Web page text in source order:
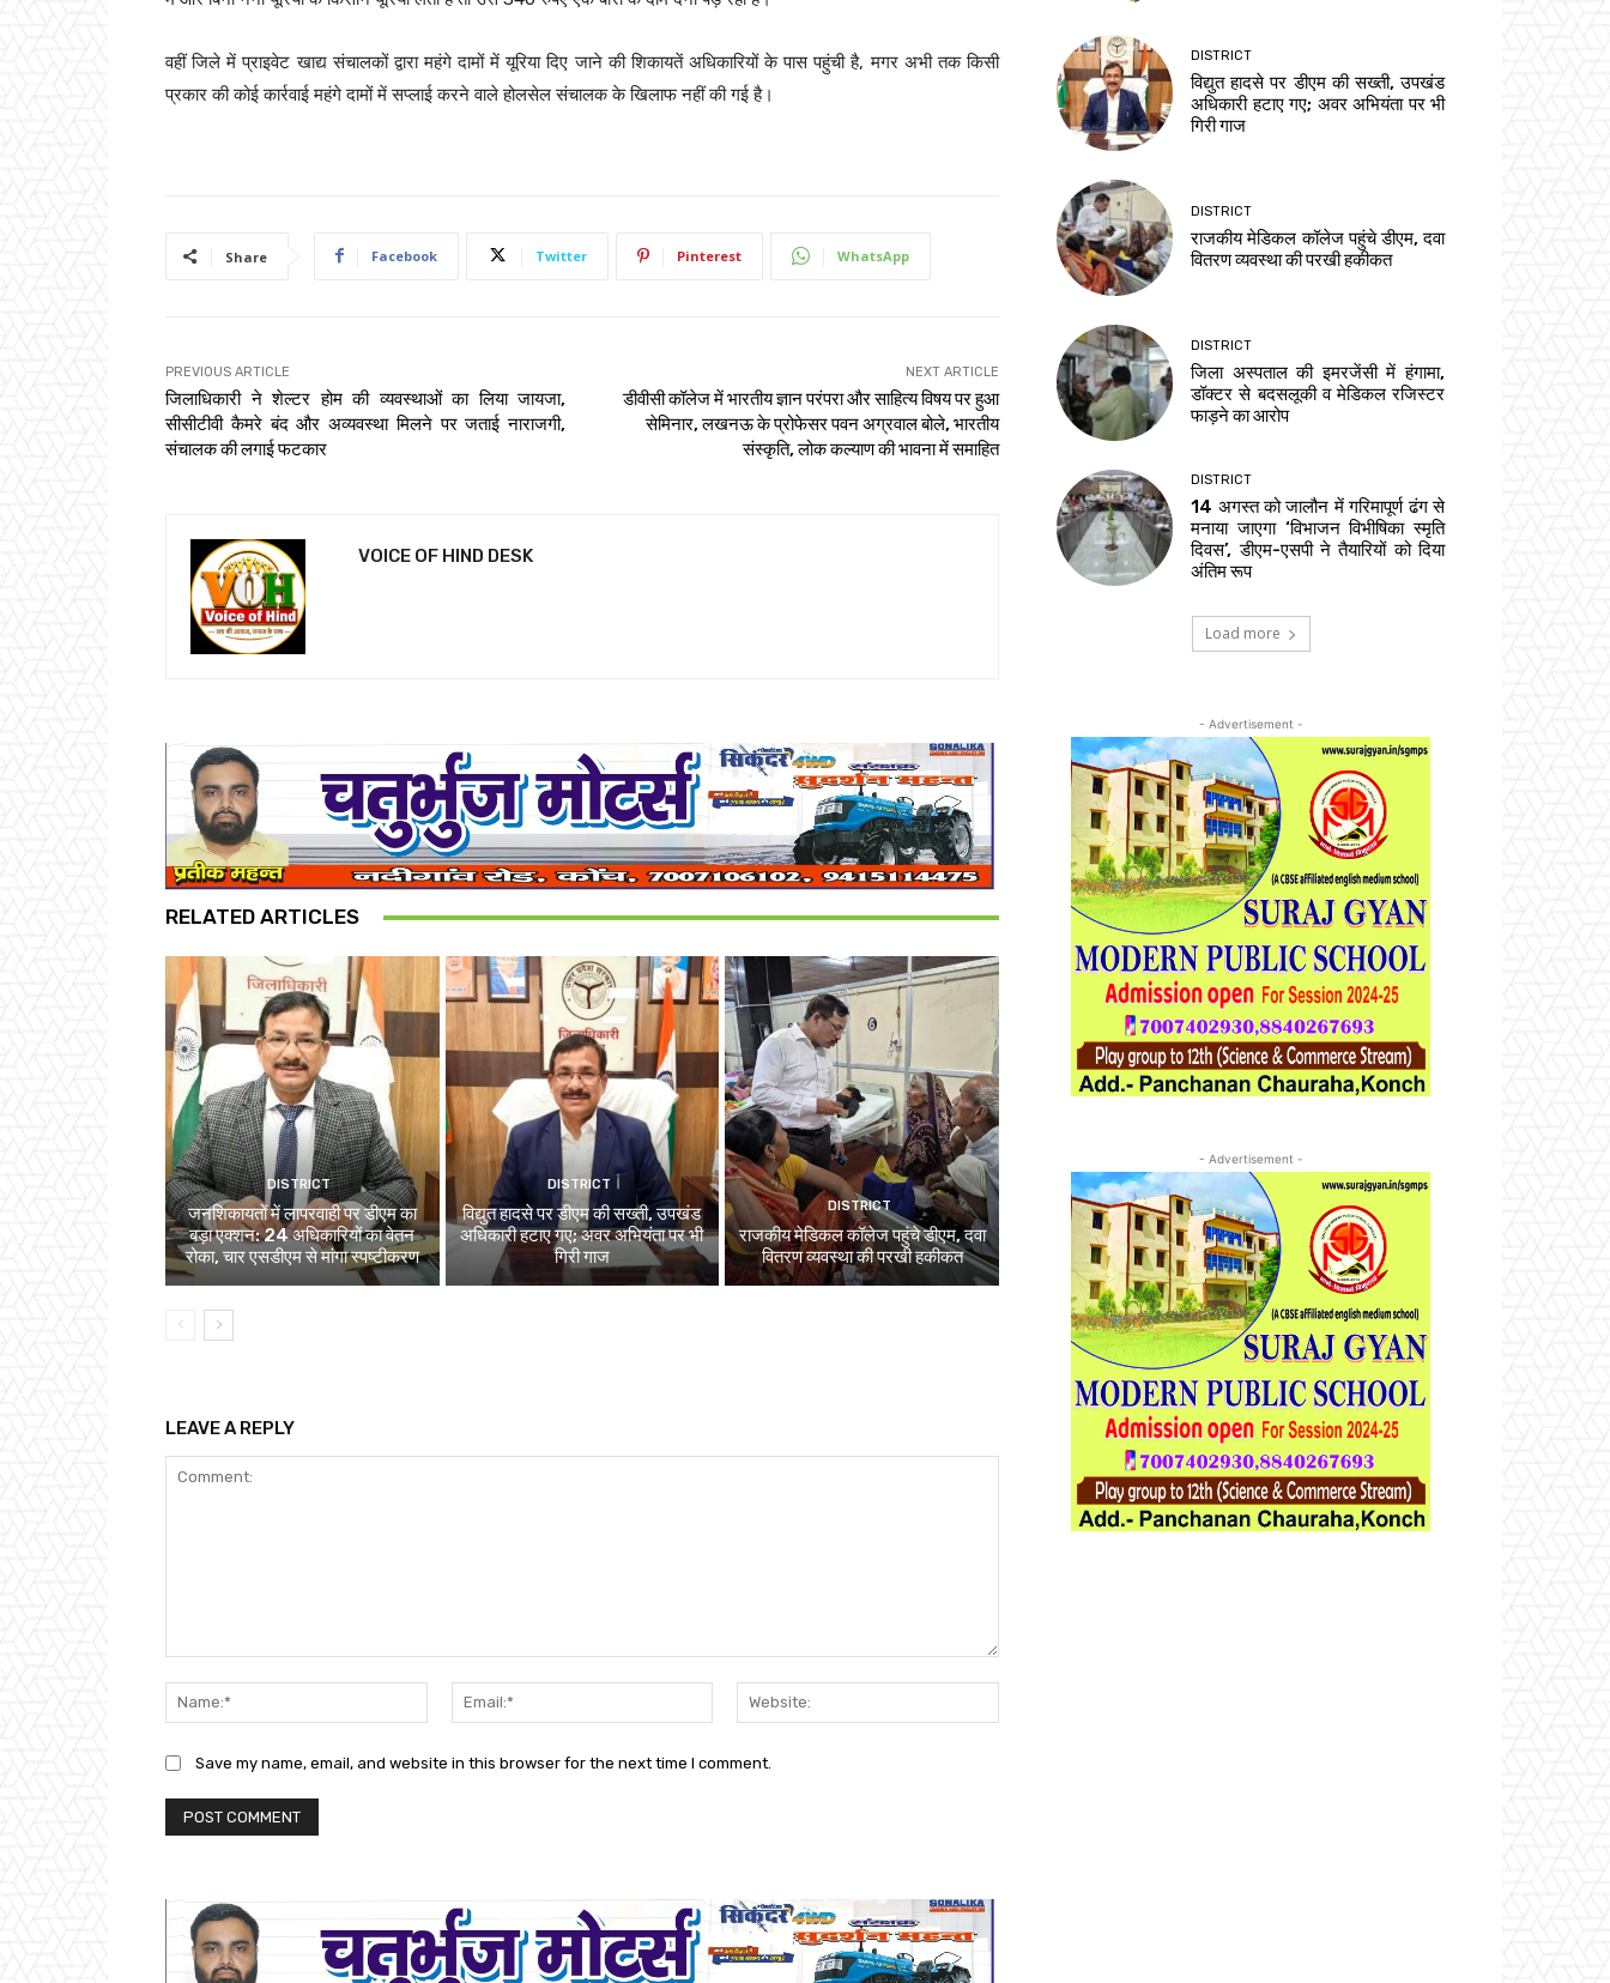
वहीं जिले में प्राइवेट खाद्य संचालकों द्वारा महंगे दामों में यूरिया दिए जाने की शिकायतें अधिकारियों के पास पहुंची है, मगर अभी तक किसी
प्रकार की कोई कार्रवाई महंगे दामों में सप्लाई करने वाले होलसेल संचालक के खिलाफ नहीं की गई है।
Share Facebook Twitter Pinterest WhatsApp
PREVIOUS ARTICLE
जिलाधिकारी ने शेल्टर होम की व्यवस्थाओं का लिया जायजा,
सीसीटीवी कैमरे बंद और अव्यवस्था मिलने पर जताई नाराजगी,
संचालक की लगाई फटकार
NEXT ARTICLE
डीवीसी कॉलेज में भारतीय ज्ञान परंपरा और साहित्य विषय पर हुआ
सेमिनार, लखनऊ के प्रोफेसर पवन अग्रवाल बोले, भारतीय
संस्कृति, लोक कल्याण की भावना में समाहित
VOICE OF HIND DESK
RELATED ARTICLES
DISTRICT
जनशिकायतों में लापरवाही पर डीएम का
बड़ा एक्शन: 24 अधिकारियों का वेतन
रोका, चार एसडीएम से मांगा स्पष्टीकरण
DISTRICT
विद्युत हादसे पर डीएम की सख्ती, उपखंड
अधिकारी हटाए गए; अवर अभियंता पर भी
गिरी गाज
DISTRICT
राजकीय मेडिकल कॉलेज पहुंचे डीएम, दवा
वितरण व्यवस्था की परखी हकीकत
LEAVE A REPLY
Name:*
Email:*
Save my name, email, and website in this browser for the next time I comment.
DISTRICT
विद्युत हादसे पर डीएम की सख्ती, उपखंड
अधिकारी हटाए गए; अवर अभियंता पर भी
गिरी गाज
DISTRICT
राजकीय मेडिकल कॉलेज पहुंचे डीएम, दवा
वितरण व्यवस्था की परखी हकीकत
DISTRICT
जिला अस्पताल की इमरजेंसी में हंगामा,
डॉक्टर से बदसलूकी व मेडिकल रजिस्टर
फाड़ने का आरोप
DISTRICT
14 अगस्त को जालौन में गरिमापूर्ण ढंग से
मनाया जाएगा ‘विभाजन विभीषिका स्मृति
दिवस’, डीएम-एसपी ने तैयारियों को दिया
अंतिम रूप
Load more
- Advertisement -
- Advertisement -